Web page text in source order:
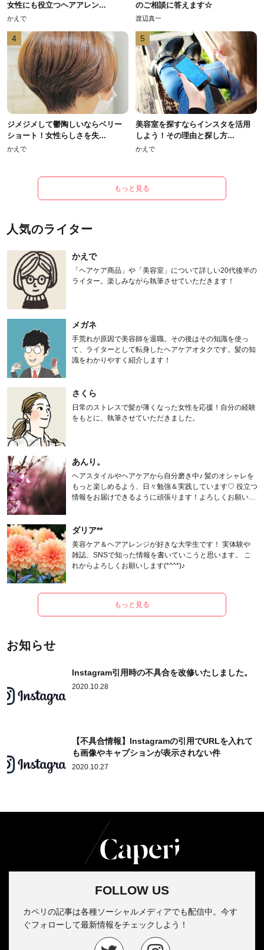
女性にも役立つヘアアレン...
かえで
のご相談に答えます☆
渡辺真一
4
ジメジメして鬱陶しいならベリー
ショート！女性らしさを失...
かえで
5
美容室を探すならインスタを活用
しよう！その理由と探し方...
かえで
もっと見る
人気のライター
かえで
「ヘアケア商品」や「美容室」について詳しい20代後半の
ライター。楽しみながら執筆させていただきます！
メガネ
手荒れが原因で美容師を退職。その後はその知識を使っ
て、ライターとして転身したヘアケアオタクです。髪の知
識をわかりやすく紹介します！
さくら
日常のストレスで髪が薄くなった女性を応援！自分の経験
をもとに、執筆させていただきました。
あんり。
ヘアスタイルやヘアケアから自分磨き中♪ 髪のオシャレを
もっと楽しめるよう、日々勉強＆実践しています♡ 役立つ
情報をお届けできるように頑張ります！よろしくお願いし
ダリア**
美容ケア＆ヘアアレンジが好きな大学生です！ 実体験や
雑誌、SNSで知った情報を書いていこうと思います。 こ
れからよろしくお願いします(*^^*)♪
もっと見る
お知らせ
Instagram引用時の不具合を改修いたしました。
2020.10.28
【不具合情報】Instagramの引用でURLを入れて
も画像やキャプションが表示されない件
2020.10.27
FOLLOW US
カペリの記事は各種ソーシャルメディアでも配信中。今す
ぐフォローして最新情報をチェックしよう！